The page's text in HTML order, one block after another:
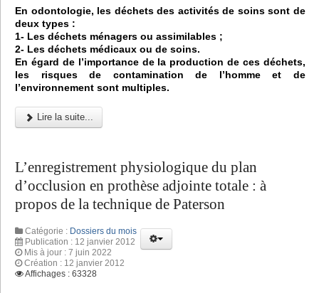
En odontologie, les déchets des activités de soins sont de
deux types :
1- Les déchets ménagers ou assimilables ;
2- Les déchets médicaux ou de soins.
En égard de l’importance de la production de ces déchets,
les risques de contamination de l’homme et de
l’environnement sont multiples.
Lire la suite...
L’enregistrement physiologique du plan
d’occlusion en prothèse adjointe totale : à
propos de la technique de Paterson
Catégorie : Dossiers du mois
Publication : 12 janvier 2012
Mis à jour : 7 juin 2022
Création : 12 janvier 2012
Affichages : 63328